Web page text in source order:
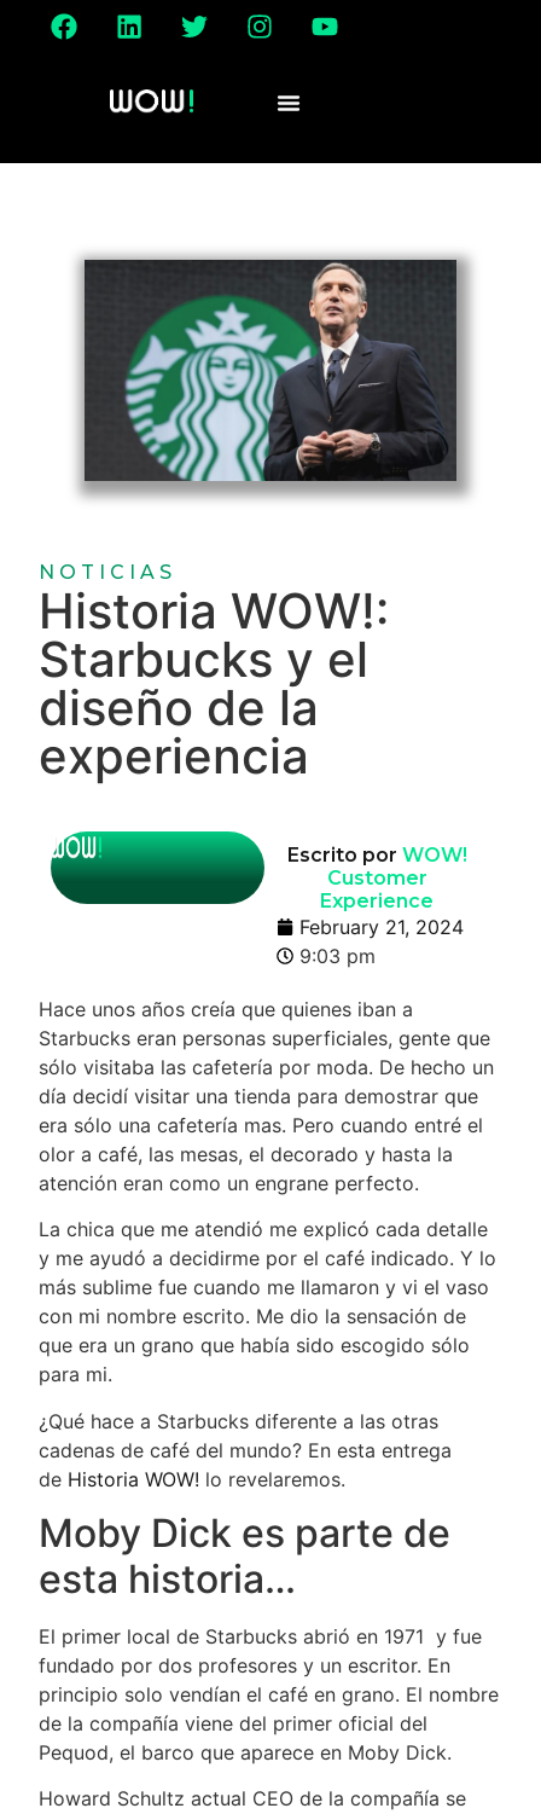
NOTICIAS
Historia WOW!:
Starbucks y el
diseño de la
experiencia
Escrito por WOW!
Customer
Experience
February 21, 2024
9:03 pm
Hace unos años creía que quienes iban a
Starbucks eran personas superficiales, gente que
sólo visitaba las cafetería por moda. De hecho un
día decidí visitar una tienda para demostrar que
era sólo una cafetería mas. Pero cuando entré el
olor a café, las mesas, el decorado y hasta la
atención eran como un engrane perfecto.
La chica que me atendió me explicó cada detalle
y me ayudó a decidirme por el café indicado. Y lo
más sublime fue cuando me llamaron y vi el vaso
con mi nombre escrito. Me dio la sensación de
que era un grano que había sido escogido sólo
para mi.
¿Qué hace a Starbucks diferente a las otras
cadenas de café del mundo? En esta entrega
de Historia WOW! lo revelaremos.
Moby Dick es parte de
esta historia…
El primer local de Starbucks abrió en 1971 y fue
fundado por dos profesores y un escritor. En
principio solo vendían el café en grano. El nombre
de la compañía viene del primer oficial del
Pequod, el barco que aparece en Moby Dick.
Howard Schultz actual CEO de la compañía se